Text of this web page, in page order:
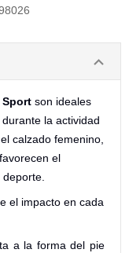
Sportson ideales
la actividad
calzado femenino,
el
el impacto en cada
a la forma del pie